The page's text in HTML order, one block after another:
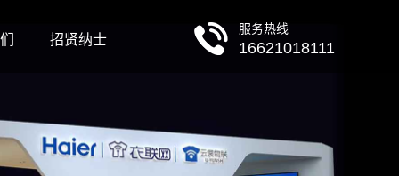
招贤纳士
服务热线
16621018111